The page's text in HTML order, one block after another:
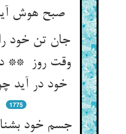
جان تن خود
وقت روز **
خود در آید چون کنوز
1775
جسم خود